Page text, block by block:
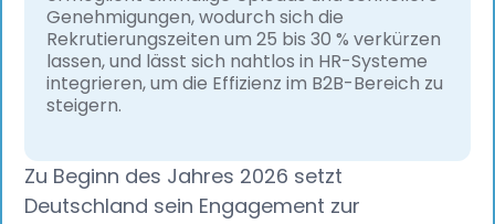
Genehmigungen, wodurch sich die
Rekrutierungszeiten um 25 bis 30 % verkürzen
lassen, und lässt sich nahtlos in HR-Systeme
integrieren, um die Effizienz im B2B-Bereich zu
steigern.
Zu Beginn des Jahres 2026 setzt
Deutschland sein Engagement zur